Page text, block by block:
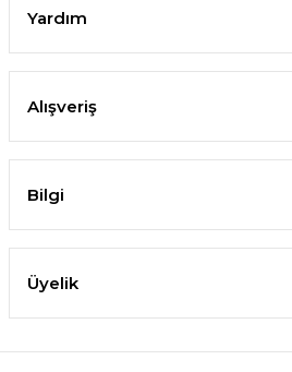
Yardım
Alışveriş
Bilgi
Üyelik